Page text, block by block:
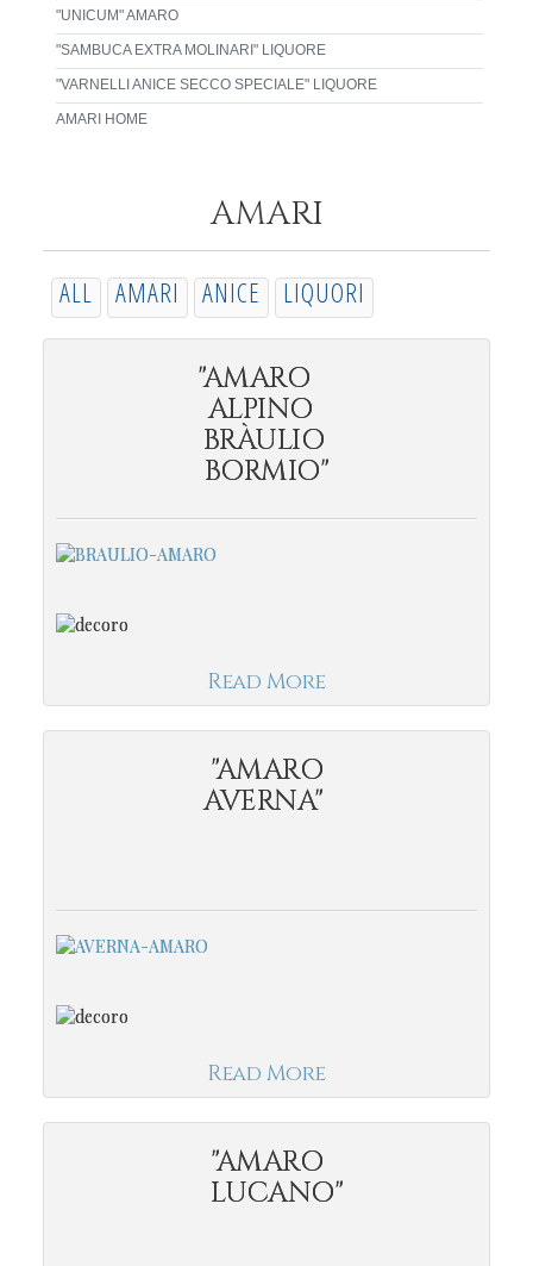
"UNICUM" AMARO
"SAMBUCA EXTRA MOLINARI" LIQUORE
"VARNELLI ANICE SECCO SPECIALE" LIQUORE
AMARI HOME
AMARI
ALL AMARI ANICE LIQUORI
"AMARO
ALPINO
BRÀULIO
BORMIO"
Read More
"AMARO
AVERNA"
Read More
"AMARO
LUCANO"